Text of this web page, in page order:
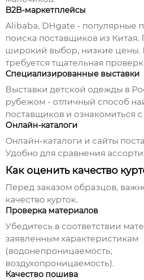
B2B-маркетплейсы
Alibaba, DHgate - популярные
поиска поставщиков из
широкий выбор, низкие цены.
требуется тщательная
Специализированные выставки
Выставки детской одежды в
рубежом - отличный способ
поставщиков и ознакомиться
Онлайн-каталоги
Онлайн-каталоги и сайты
Удобно для сравнения
Как оценить качество
Перед заказом образцов,
качество курток.
Проверка материалов
Убедитесь в соответствии
заявленным характеристикам
(водонепроницаемость,
воздухопроницаемость).
Качество пошива